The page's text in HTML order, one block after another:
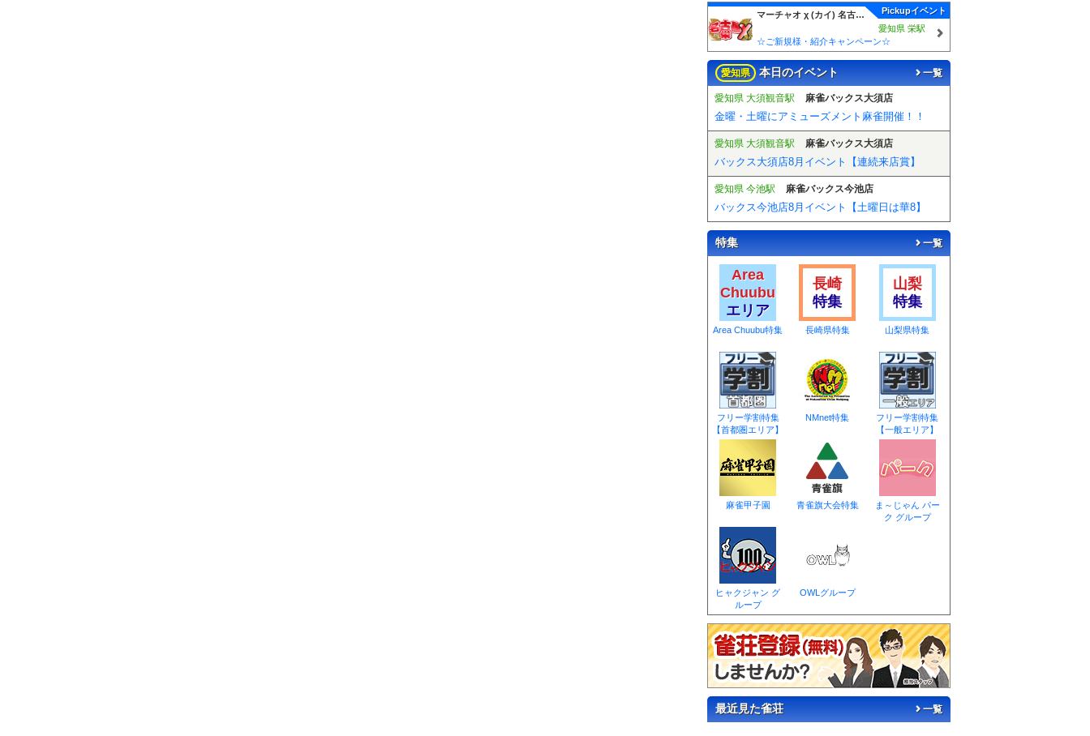
Pickupイベント
愛知県 栄駅
☆ご新規様・紹介キャンペーン☆
愛知県 本日のイベント 一覧
愛知県 大須観音駅 麻雀バックス大須店
金曜・土曜にアミューズメント麻雀開催！！
愛知県 大須観音駅 麻雀バックス大須店
バックス大須店8月イベント【連続来店賞】
愛知県 今池駅 麻雀バックス今池店
バックス今池店8月イベント【土曜日は華8】
特集 一覧
Area
Chuubu
エリア
Area Chuubu特集
長崎
特集
長崎県特集
山梨
特集
山梨県特集
フリー学割特集
【首都圏エリア】
NMnet特集
フリー学割特集
【一般エリア】
麻雀甲子園 青雀旗大会特集
ま～じゃん パー
ク グループ
ヒャクジャン グ
ループ
OWLグループ
最近見た雀荘 一覧